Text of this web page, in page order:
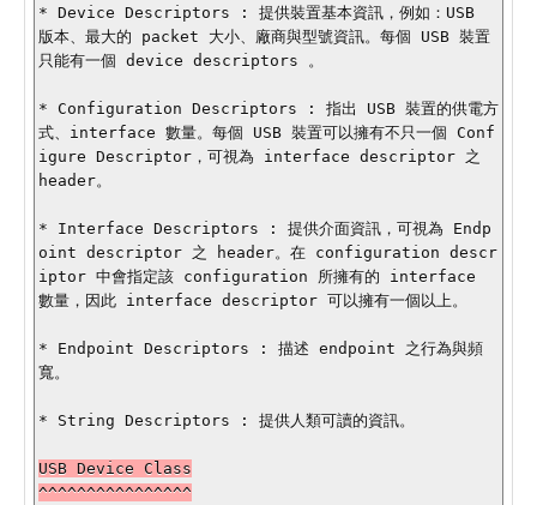
* Device Descriptors : 提供裝置基本資訊，例如：USB
版本、最大的 packet 大小、廠商與型號資訊。每個 USB 裝置
只能有一個 device descriptors 。
* Configuration Descriptors : 指出 USB 裝置的供電方
式、interface 數量。每個 USB 裝置可以擁有不只一個 Conf
igure Descriptor，可視為 interface descriptor 之
header。
* Interface Descriptors : 提供介面資訊，可視為 Endp
oint descriptor 之 header。在 configuration descr
iptor 中會指定該 configuration 所擁有的 interface
數量，因此 interface descriptor 可以擁有一個以上。
* Endpoint Descriptors : 描述 endpoint 之行為與頻
寬。
* String Descriptors : 提供人類可讀的資訊。
USB Device Class